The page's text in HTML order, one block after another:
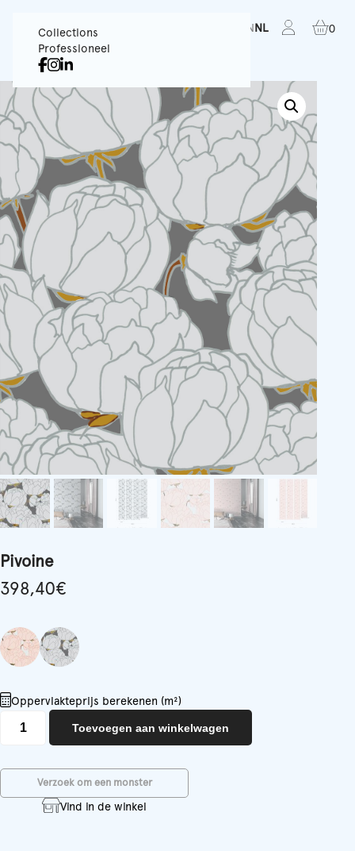
Collections
Professioneel
EN NL 0
Pivoine
398,40€
Oppervlakteprijs berekenen (m²)
aantal
Toevoegen aan winkelwagen
Verzoek om een monster
Vind in de winkel